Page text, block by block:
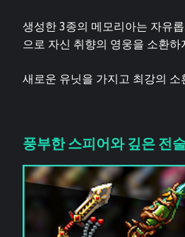
생성한 3종의 메모리아는 자유롭
으로 자신 취향의 영웅을 소환하
새로운 유닛을 가지고 최강의
풍부한 스피어와 깊은 전